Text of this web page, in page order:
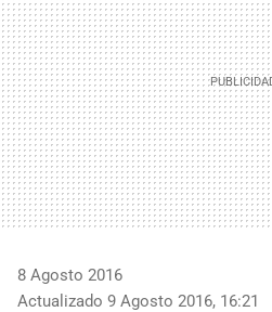
8 Agosto 2016
Actualizado 9 Agosto 2016, 16:21